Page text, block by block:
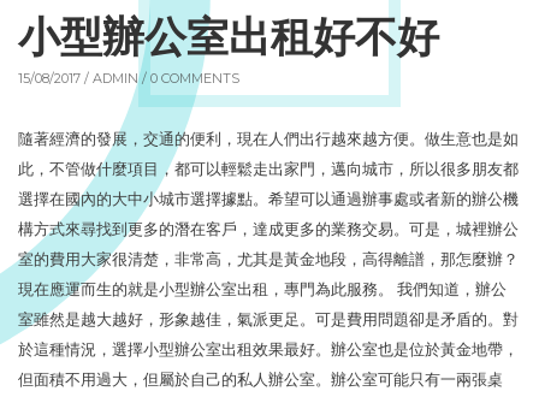
小型辦公室出租好不好
15/08/2017 / ADMIN/ 0 COMMENTS
隨著經濟的發展，交通的便利，現在人們出行越來越方便。做生意也是如
此，不管做什麼項目，都可以輕鬆走出家門，邁向城市，所以很多朋友都
選擇在國內的大中小城市選擇據點。希望可以通過辦事處或者新的辦公機
構方式來尋找到更多的潛在客戶，達成更多的業務交易。可是，城裡辦公
室的費用大家很清楚，非常高，尤其是黃金地段，高得離譜，那怎麼辦？
現在應運而生的就是小型辦公室出租，專門為此服務。 我們知道，辦公
室雖然是越大越好，形象越佳，氣派更足。可是費用問題卻是矛盾的。對
於這種情況，選擇小型辦公室出租效果最好。辦公室也是位於黃金地帶，
但面積不用過大，但屬於自己的私人辦公室。辦公室可能只有一兩張桌